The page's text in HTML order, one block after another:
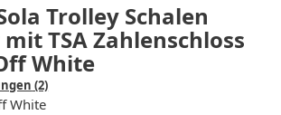
Trolley Schalen
TSA Zahlenschloss
White
(2)
White